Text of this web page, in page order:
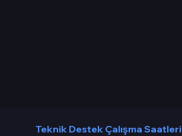
Teknik Destek Çalışma Saatleri